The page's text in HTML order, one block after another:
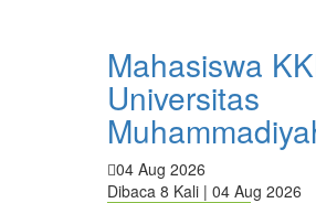
Mahasiswa
Universitas
04 Aug 2026
Dibaca 8 Kali | 04 Aug 2026